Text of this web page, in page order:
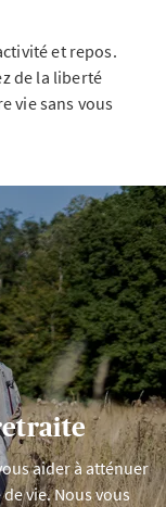
et repos.
de la liberté
vie sans vous
aider à atténuer
vie. Nous vous